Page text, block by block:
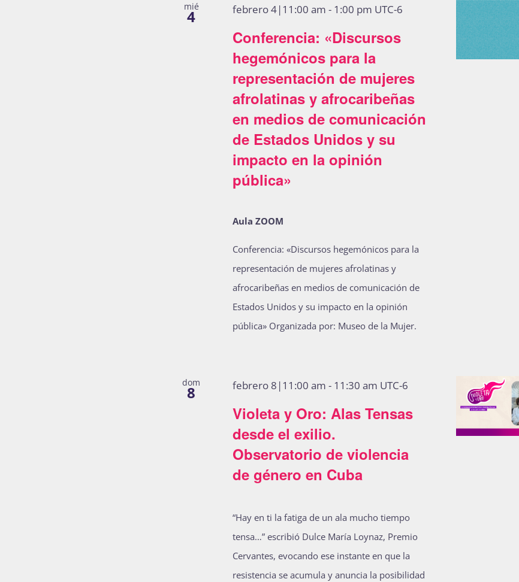
mié
4
Conferencia: «Discursos
hegemónicos para la
representación de mujeres
afrolatinas y afrocaribeñas
en medios de comunicación
de Estados Unidos y su
impacto en la opinión
pública»
febrero 4|11:00 am - 1:00 pm UTC-6
Aula ZOOM
Conferencia: «Discursos hegemónicos para la
representación de mujeres afrolatinas y
afrocaribeñas en medios de comunicación de
Estados Unidos y su impacto en la opinión
pública» Organizada por: Museo de la Mujer.
dom
8
Violeta y Oro: Alas Tensas
desde el exilio.
Observatorio de violencia
de género en Cuba
febrero 8|11:00 am - 11:30 am UTC-6
“Hay en ti la fatiga de un ala mucho tiempo
tensa…” escribió Dulce María Loynaz, Premio
Cervantes, evocando ese instante en que la
resistencia se acumula y anuncia la posibilidad